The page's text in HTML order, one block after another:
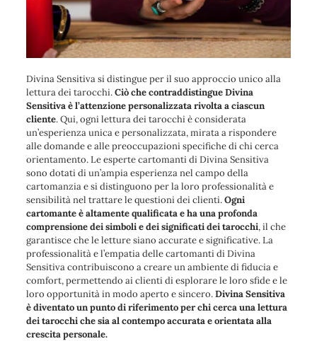
Divina Sensitiva si distingue per il suo approccio unico alla
lettura dei tarocchi.Ciò che contraddistingue Divina
Sensitiva è l’attenzione personalizzata rivolta a ciascun
cliente. Qui, ogni lettura dei tarocchi è considerata
un’esperienza unica e personalizzata, mirata a rispondere
alle domande e alle preoccupazioni specifiche di chi cerca
orientamento. Le esperte cartomanti di Divina Sensitiva
sono dotati di un’ampia esperienza nel campo della
cartomanzia e si distinguono per la loro professionalità e
sensibilità nel trattare le questioni dei clienti.Ogni
cartomante è altamente qualificata e ha una profonda
comprensione dei simboli e dei significati dei tarocchi, il che
garantisce che le letture siano accurate e significative. La
professionalità e l’empatia delle cartomanti di Divina
Sensitiva contribuiscono a creare un ambiente di fiducia e
comfort, permettendo ai clienti di esplorare le loro sfide e le
loro opportunità in modo aperto e sincero.Divina Sensitiva
è diventato un punto di riferimento per chi cerca una lettura
dei tarocchi che sia al contempo accurata e orientata alla
crescita personale.